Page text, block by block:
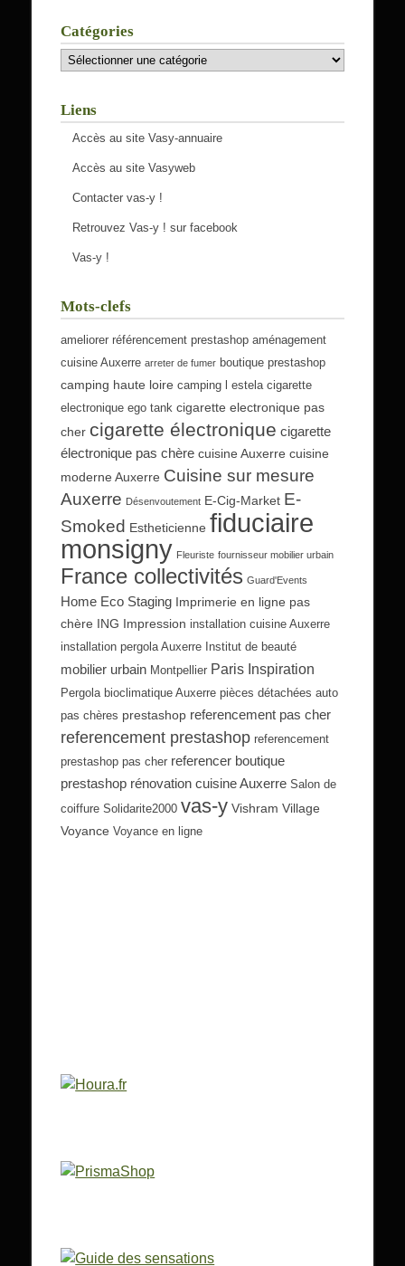
Catégories
Catégories
Liens
Accès au site Vasy-annuaire
Accès au site Vasyweb
Contacter vas-y !
Retrouvez Vas-y ! sur facebook
Vas-y !
Mots-clefs
ameliorer référencement prestashop aménagement
cuisine Auxerre arreter de fumer boutique prestashop
camping haute loire camping l estela cigarette
electronique ego tank cigarette electronique pas
cher cigarette électronique cigarette
électronique pas chère cuisine Auxerre cuisine
moderne Auxerre Cuisine sur mesure
Auxerre Désenvoutement E-Cig-Market E-
Smoked Estheticienne fiduciaire
monsigny Fleuriste fournisseur mobilier urbain
France collectivités Guard'Events
Home Eco Staging Imprimerie en ligne pas
chère ING Impression installation cuisine Auxerre
installation pergola Auxerre
Institut de beauté
mobilier urbain Montpellier Paris Inspiration
Pergola bioclimatique Auxerre pièces détachées auto
pas chères prestashop referencement pas cher
referencement prestashop referencement
prestashop pas cher referencer boutique
prestashop rénovation cuisine Auxerre Salon de
coiffure Solidarite2000 vas-y Vishram Village
Voyance Voyance en ligne